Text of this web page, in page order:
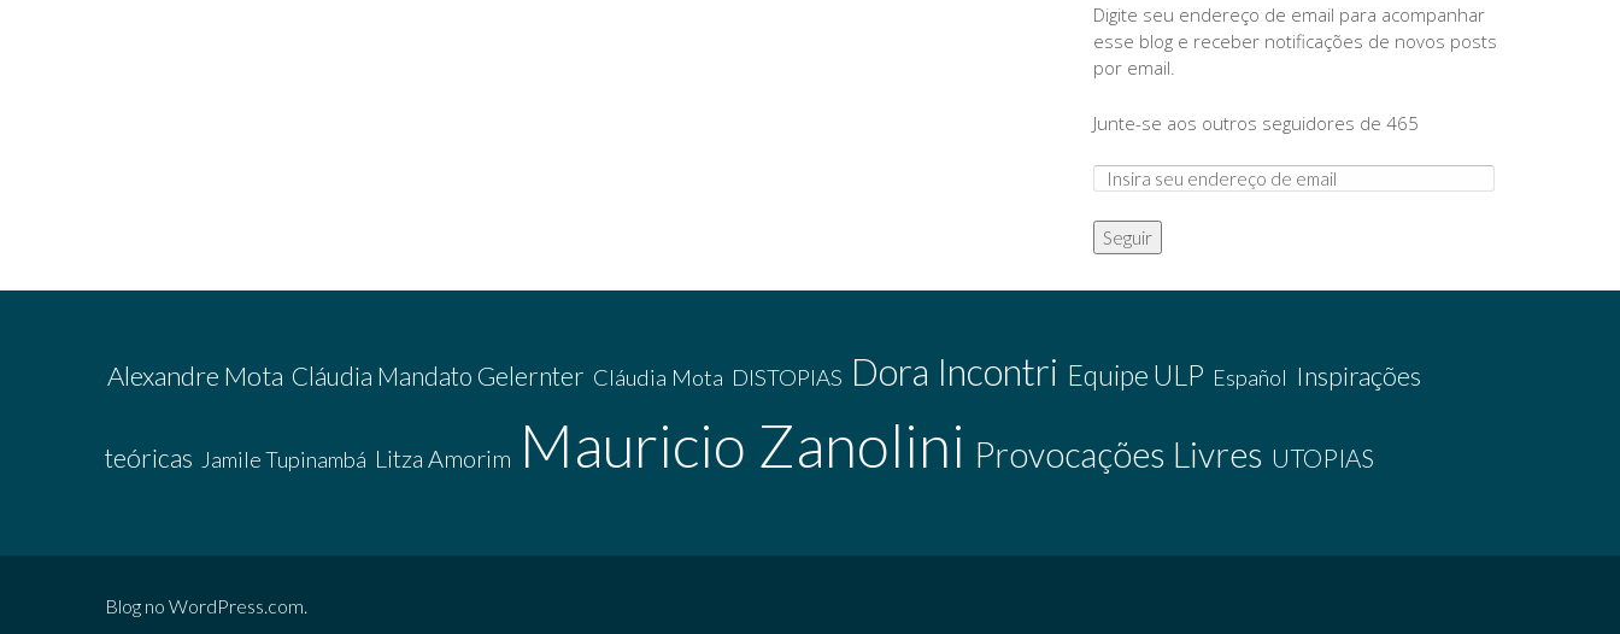
Digite seu endereço de email para acompanhar
esse blog e receber notificações de novos posts
por email.
Junte-se aos outros seguidores de 465
Seguir
Alexandre Mota Cláudia Mandato Gelernter Cláudia Mota DISTOPIAS Dora Incontri Equipe ULP Español Inspirações
teóricas Jamile Tupinambá Litza Amorim Mauricio Zanolini Provocações Livres UTOPIAS
Blog no WordPress.com.